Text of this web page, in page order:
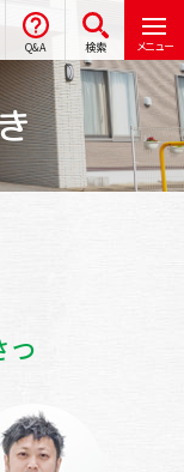
Q&A 検索 メニュー
つ